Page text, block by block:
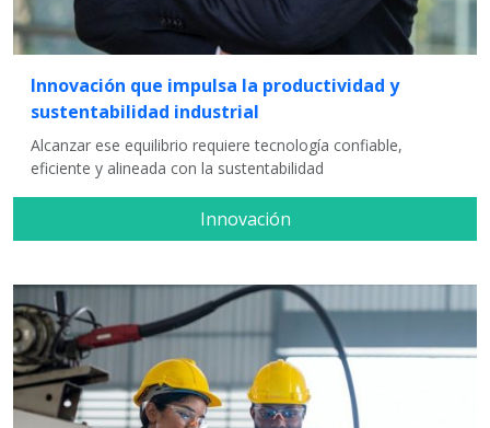
Innovación que impulsa la productividad y
sustentabilidad industrial
Alcanzar ese equilibrio requiere tecnología confiable,
eficiente y alineada con la sustentabilidad
Innovación